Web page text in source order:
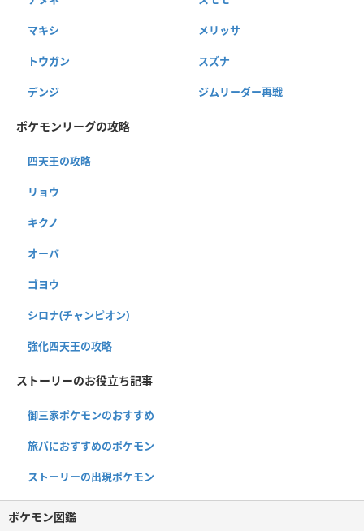
マキシ メリッサ
トウガン スズナ
デンジ ジムリーダー再戦
ポケモンリーグの攻略
四天王の攻略
リョウ
キクノ
オーバ
ゴヨウ
シロナ(チャンピオン)
強化四天王の攻略
ストーリーのお役立ち記事
御三家ポケモンのおすすめ
旅パにおすすめのポケモン
ストーリーの出現ポケモン
ポケモン図鑑